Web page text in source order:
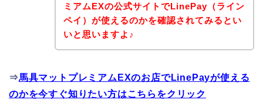
ミアムEXの公式サイトでLinePay（ライン
ペイ）が使えるのかを確認されてみるとい
いと思いますよ♪
⇒馬具マットプレミアムEXのお店でLinePayが使える
のかを今すぐ知りたい方はこちらをクリック